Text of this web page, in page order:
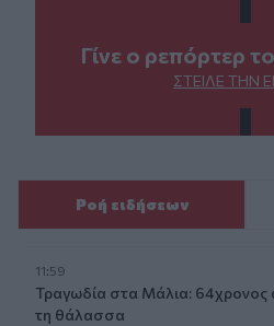
Γίνε ο ρεπόρτερ
ΣΤΕΊΛΕ ΤΗΝ
Ροή ειδήσεων
11:59
Τραγωδία στα Μάλια:
τη θάλασσα